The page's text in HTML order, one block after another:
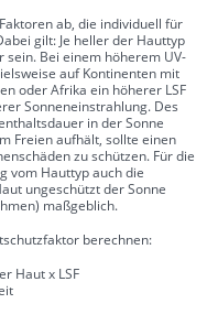
ab, die individuell für
gilt: Je heller der Hauttyp
Bei einem höherem UV-
auf Kontinenten mit
oder Afrika ein höherer LSF
Sonneneinstrahlung. Des
in der Sonne
Freien aufhält, sollte einen
zu schützen. Für die
vom Hauttyp auch die
ungeschützt der Sonne
maßgeblich.
berechnen:
Haut x LSF